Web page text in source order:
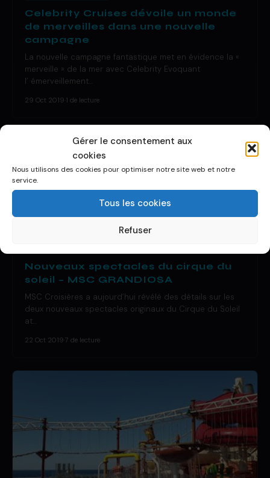
Gérer le consentement aux
cookies
Nous utilisons des cookies pour optimiser notre site web et notre
service.
Tous les cookies
Refuser
Celebrity Cruises dévoile un monde
de merveilles dans une nouvelle
campagne
La nouvelle campagne fantastique met en évidence la «
merveille » de la mer avec Celebrity Evoquant
l’ émerveillement…
29 Oct 2019 1 de lecture
Nouveaux spectacles du cirque du
soleil – MSC GRANDIOSA
MSC Croisières a aujourd’hui révélé des détails sur les
deux nouveaux spectacles originaux du Cirque du Soleil
at…
22 Oct 2019 7 de lecture